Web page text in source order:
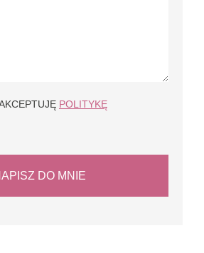
POLITYKĘ
DO MNIE